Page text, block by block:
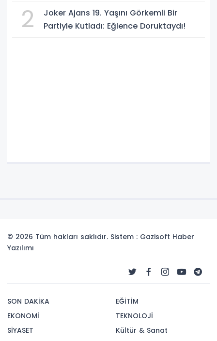
2
Joker Ajans 19. Yaşını Görkemli Bir
Partiyle Kutladı: Eğlence Doruktaydı!
© 2026 Tüm hakları saklıdır. Sistem : Gazisoft Haber
Yazılımı
SON DAKİKA
EKONOMİ
SİYASET
EĞİTİM
TEKNOLOJİ
Kültür & Sanat